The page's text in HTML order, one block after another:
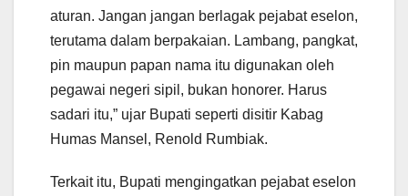
aturan. Jangan jangan berlagak pejabat eselon,
terutama dalam berpakaian. Lambang, pangkat,
pin maupun papan nama itu digunakan oleh
pegawai negeri sipil, bukan honorer. Harus
sadari itu,” ujar Bupati seperti disitir Kabag
Humas Mansel, Renold Rumbiak.
Terkait itu, Bupati mengingatkan pejabat eselon